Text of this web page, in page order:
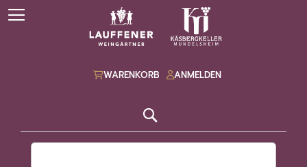
WARENKORB ANMELDEN